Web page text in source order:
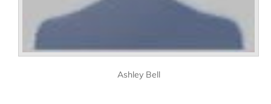
Ashley Bell